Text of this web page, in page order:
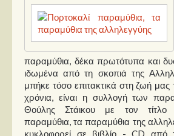
παραμύθια, δέκα πρωτότυπα και
ιδωμένα από τη σκοπιά της
μπήκε τόσο επιτακτικά στη ζωή μας
χρόνια, είναι η συλλογή των
Θούλης Στάικου με τον τίτλο
παραμύθια, τα παραμύθια της
κυκλοφορεί σε βιβλίο - CD από